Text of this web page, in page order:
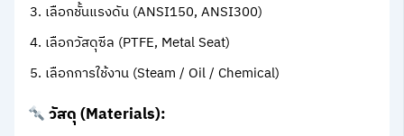
เลือกชั้นแรงดัน (ANSI150, ANSI300)
เลือกวัสดุซีล (PTFE, Metal Seat)
เลือกการใช้งาน (Steam / Oil / Chemical)
วัสดุ (Materials):